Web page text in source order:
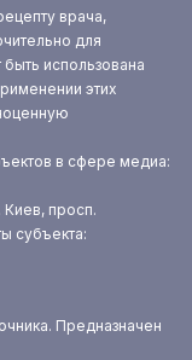
врача,
для
использована
этих
в сфере медиа:
Киев, просп.
субъекта:
Предназначен